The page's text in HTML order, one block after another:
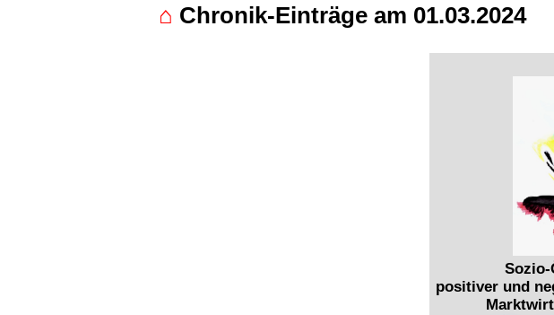
⌂ Chronik-Einträge am 01.03.2024
positiver und